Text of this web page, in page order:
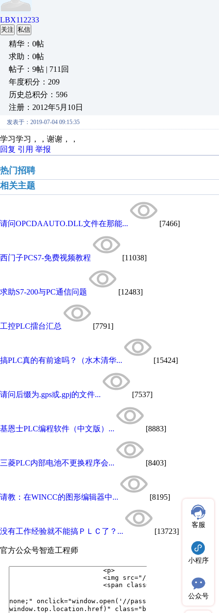
LBX112233
关注 私信
精华：0帖
求助：0帖
帖子：9帖 | 711回
年度积分：209
历史总积分：596
注册：2012年5月10日
发表于：2019-07-04 09:15:35
学习学习，，谢谢，，
回复 引用 举报
热门招聘
相关主题
请问OPCDAAUTO.DLL文件在那能... [7466]
西门子PCS7-免费视频教程 [11038]
求助S7-200与PC通信问题 [12483]
工控PLC擂台汇总 [7791]
搞PLC真的有前途吗？（水木清华... [15424]
请问后缀为.gps或.gpj的文件... [7537]
基恩士PLC编程软件（中文版）... [8883]
三菱PLC内部电池不更换程序会... [8403]
请教：在WINCC的图形编辑器中... [8195]
没有工作经验就不能搞ＰＬＣ了？... [13723]
官方公众号智造工程师
客服
小程序
公众号